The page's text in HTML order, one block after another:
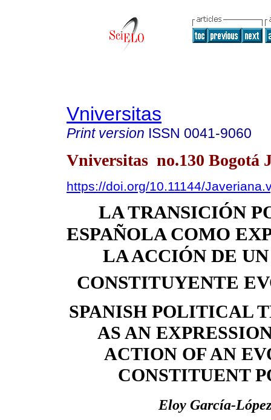
Vniversitas
Print version ISSN 0041-9060
Vniversitas no.130 Bogotá
https://doi.org/10.11144/
LA TRANSICIÓN
ESPAÑOLA COMO
LA ACCIÓN DE
CONSTITUYENTE
SPANISH POLITICAL
AS AN
ACTION OF AN
CONSTITUENT
Eloy García-López